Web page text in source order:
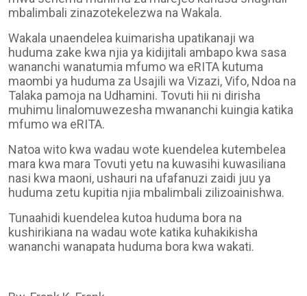
mbalimbali zinazotekelezwa na Wakala.
Wakala unaendelea kuimarisha upatikanaji wa
huduma zake kwa njia ya kidijitali ambapo kwa sasa
wananchi wanatumia mfumo wa eRITA kutuma
maombi ya huduma za Usajili wa Vizazi, Vifo, Ndoa na
Talaka pamoja na Udhamini. Tovuti hii ni dirisha
muhimu linalomuwezesha mwananchi kuingia katika
mfumo wa eRITA.
Natoa wito kwa wadau wote kuendelea kutembelea
mara kwa mara Tovuti yetu na kuwasihi kuwasiliana
nasi kwa maoni, ushauri na ufafanuzi zaidi juu ya
huduma zetu kupitia njia mbalimbali zilizoainishwa.
Tunaahidi kuendelea kutoa huduma bora na
kushirikiana na wadau wote katika kuhakikisha
wananchi wanapata huduma bora kwa wakati.